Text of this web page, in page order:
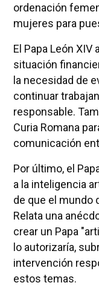
ordenación
mujeres para
El Papa León
situación
la necesidad de
continuar
responsable.
Curia Romana
comunicación
Por último, el
a la inteligencia
de que el mundo
Relata una
crear un Papa
lo autorizaría,
intervención
estos temas.